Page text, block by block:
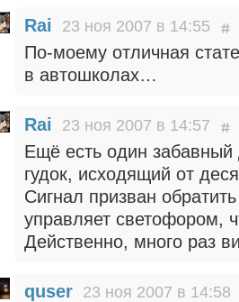
Rai 23 ноя 2007 в 14:55
По-моему отличная
в автошколах…
Rai 23 ноя 2007 в 14:57
Ещё есть один
гудок, исходящий от
Сигнал призван
управляет светофором,
Действенно, много раз
quser 23 ноя 2007 в 14:58